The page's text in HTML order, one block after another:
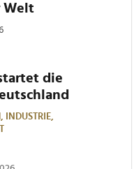
Welt
die
INDUSTRIE,